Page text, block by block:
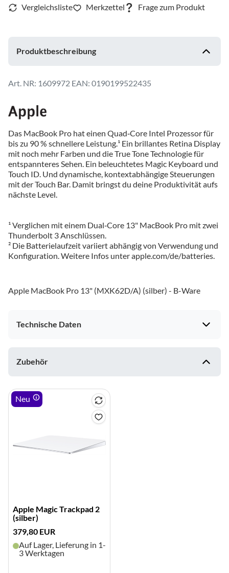
Produktbeschreibung
1609972 EAN: 0190199522435
Das MacBook Pro hat einen Quad‑Core Intel Prozessor für
bis zu 90 % schnellere Leistung.¹ Ein brillantes Retina Display
mit noch mehr Farben und die True Tone Technologie für
entspannteres Sehen. Ein beleuchtetes Magic Keyboard und
Touch ID. Und dynamische, kontextabhängige Steuerungen
mit der Touch Bar. Damit bringst du deine Produktivität aufs
nächste Level.
¹ Verglichen mit einem Dual‑Core 13" MacBook Pro mit zwei
Thunderbolt 3 Anschlüssen.
² Die Batterielaufzeit variiert abhängig von Verwendung und
Konfiguration. Weitere Infos unter apple.com/de/batteries.
Apple MacBook Pro 13" (MXK62D/A) (silber) - B-Ware
Technische Daten
Display-Technologie
IPS
Intel Core i5 Prozessor
Arbeitsspeicher (GB)
8
Solid-State-Disk
Solid-State-Disk (GB)
256
Zubehör
Apple Magic Trackpad 2
(silber)
379,80 EUR
Auf Lager, Lieferung in 1-
3 Werktagen
Neu